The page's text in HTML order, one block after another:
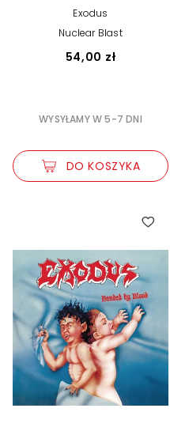
Exodus
Nuclear Blast
54,00 zł
WYSYŁAMY W 5-7 DNI
DO KOSZYKA